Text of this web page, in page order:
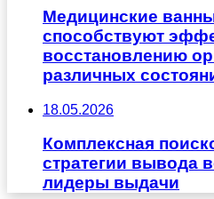
Медицинские
способствуют
восстановлению
различных
18.05.2026
Комплексная
стратегии вывода
лидеры выдачи